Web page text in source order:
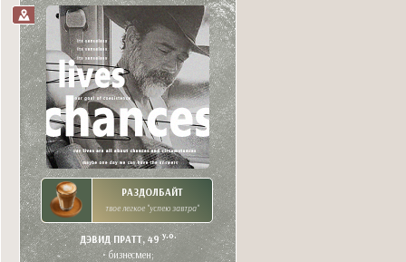
РАЗДОЛБАЙТ
твое легкое "успею завтра"
ДЭВИД ПРАТТ, 49y.o.
• бизнесмен;